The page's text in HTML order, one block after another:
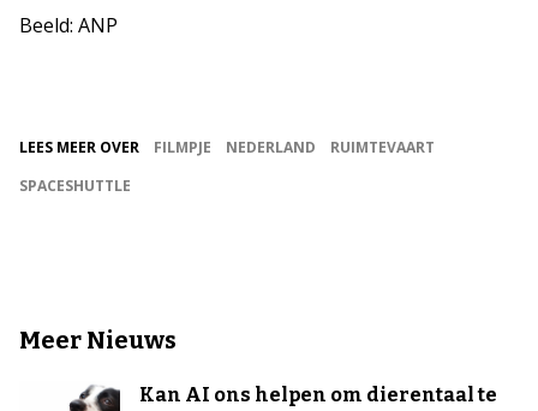
Beeld: ANP
LEES MEER OVER FILMPJE NEDERLAND
RUIMTEVAART
SPACESHUTTLE
Meer Nieuws
Kan AI ons helpen om dierentaal te